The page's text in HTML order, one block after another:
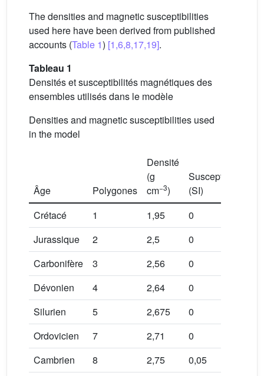
The densities and magnetic susceptibilities
used here have been derived from published
accounts (Table 1) [1,6,8,17,19].
Tableau 1
Densités et susceptibilités magnétiques des
ensembles utilisés dans le modèle
Densities and magnetic susceptibilities used
in the model
Âge Polygones
Densité
(g
cm−3)
Susceptibilité
(SI)
Crétacé
1 1,95
0
Jurassique
2 2,5
0
Carbonifère
3 2,56
0
Dévonien
4 2,64
0
Silurien
5 2,675
0
Ordovicien
7 2,71
0
Cambrien
8 2,75
0,05